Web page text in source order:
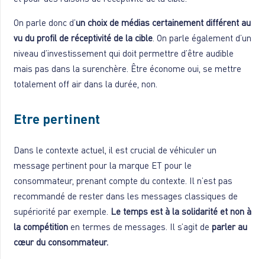
On parle donc d’un choix de médias certainement différent au
vu du profil de réceptivité de la cible. On parle également d’un
niveau d’investissement qui doit permettre d’être audible
mais pas dans la surenchère. Être économe oui, se mettre
totalement off air dans la durée, non.
Etre pertinent
Dans le contexte actuel, il est crucial de véhiculer un
message pertinent pour la marque ET pour le
consommateur, prenant compte du contexte. Il n’est pas
recommandé de rester dans les messages classiques de
supériorité par exemple. Le temps est à la solidarité et non à
la compétitionen termes de messages. Il s’agit de parler au
cœur du consommateur.